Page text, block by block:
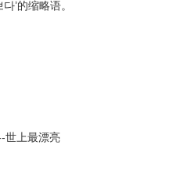
’的缩略语。
世上最漂亮